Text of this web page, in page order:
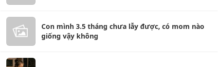
Con mình 3.5 tháng chưa lẫy được, có mom nào
giống vậy không